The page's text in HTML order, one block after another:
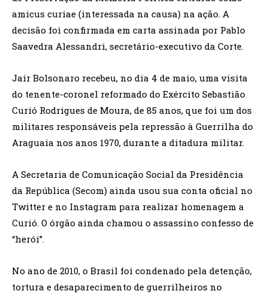
amicus curiae (interessada na causa) na ação. A
decisão foi confirmada em carta assinada por Pablo
Saavedra Alessandri, secretário-executivo da Corte.
Jair Bolsonaro recebeu, no dia 4 de maio, uma visita
do tenente-coronel reformado do Exército Sebastião
Curió Rodrigues de Moura, de 85 anos, que foi um dos
militares responsáveis pela repressão à Guerrilha do
Araguaia nos anos 1970, durante a ditadura militar.
A Secretaria de Comunicação Social da Presidência
da República (Secom) ainda usou sua conta oficial no
Twitter e no Instagram para realizar homenagem a
Curió. O órgão ainda chamou o assassino confesso de
“herói”.
No ano de 2010, o Brasil foi condenado pela detenção,
tortura e desaparecimento de guerrilheiros no